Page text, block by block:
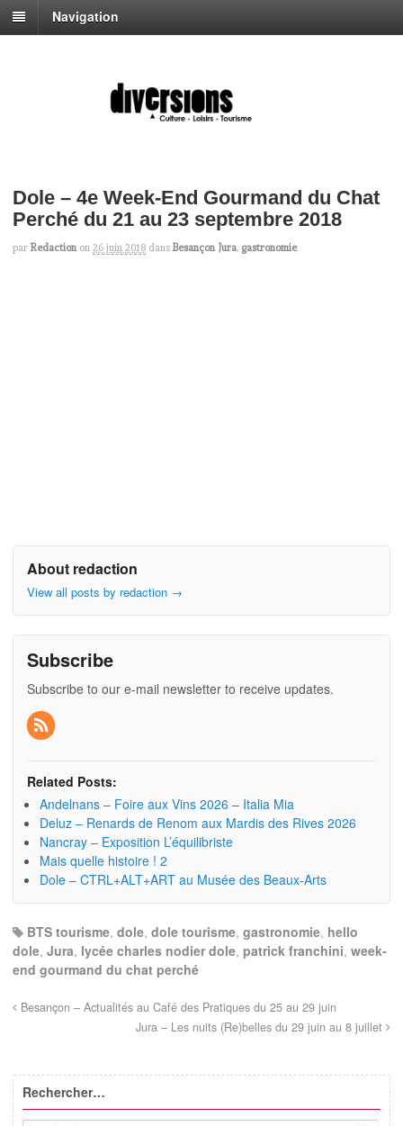
Navigation
Dole – 4e Week-End Gourmand du Chat
Perché du 21 au 23 septembre 2018
par Redaction on 26 juin 2018 dans Besançon Jura, gastronomie
About redaction
View all posts by redaction →
Subscribe
Subscribe to our e-mail newsletter to receive updates.
Related Posts:
Andelnans – Foire aux Vins 2026 – Italia Mia
Deluz – Renards de Renom aux Mardis des Rives 2026
Nancray – Exposition L’équilibriste
Mais quelle histoire ! 2
Dole – CTRL+ALT+ART au Musée des Beaux-Arts
BTS tourisme, dole, dole tourisme, gastronomie, hello
dole, Jura, lycée charles nodier dole, patrick franchini, week-
end gourmand du chat perché
Besançon – Actualités au Café des Pratiques du 25 au 29 juin
Jura – Les nuits (Re)belles du 29 juin au 8 juillet
Rechercher…